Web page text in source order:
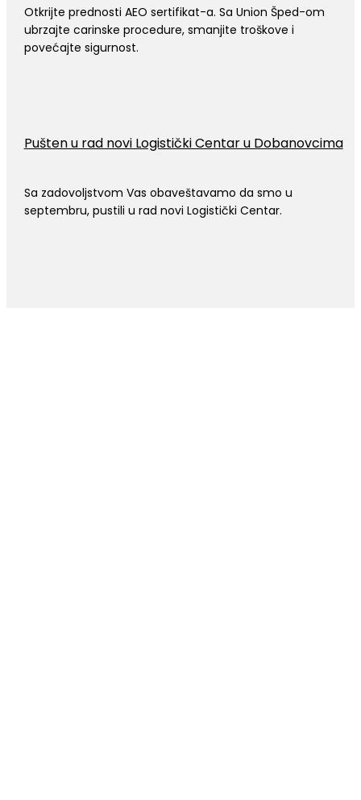
Otkrijte prednosti AEO sertifikat-a. Sa Union Šped-om
ubrzajte carinske procedure, smanjite troškove i
povećajte sigurnost.
Pušten u rad novi Logistički Centar u Dobanovcima
Sa zadovoljstvom Vas obaveštavamo da smo u
septembru, pustili u rad novi Logistički Centar.